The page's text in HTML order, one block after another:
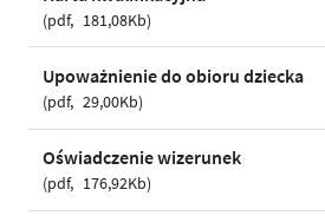
pdf 181,08Kb
Upoważnienie do obioru dziecka
pdf 29,00Kb
Oświadczenie wizerunek
pdf 176,92Kb